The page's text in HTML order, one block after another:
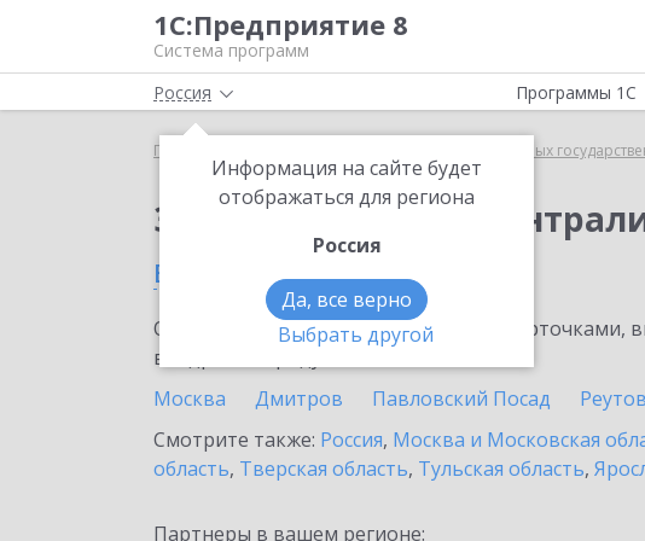
1С:Предприятие 8
Система программ
Россия
Информация на сайте будет
отображаться для региона
Россия
Да, все верно
Выбрать другой
Программы 1С
Главная ИТС для централизованных
Заказать ИТС для
в Жуковском
Ознакомьтесь с информационными карточками,
внедрение продукта.
Москва
Дмитров Павловский Посад Реутов
Смотрите также: Россия, Москва и Московская
область, Тверская область, Тульская область,
Партнеры в вашем регионе: